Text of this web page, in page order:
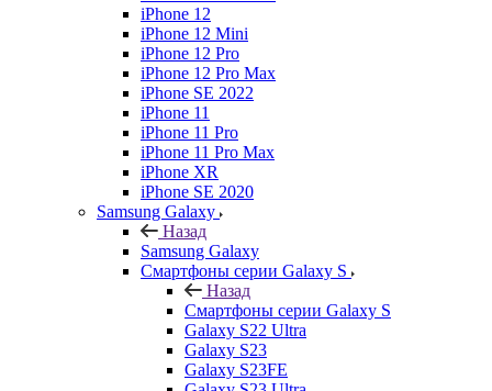
iPhone 12
iPhone 12 Mini
iPhone 12 Pro
iPhone 12 Pro Max
iPhone SE 2022
iPhone 11
iPhone 11 Pro
iPhone 11 Pro Max
iPhone XR
iPhone SE 2020
Samsung Galaxy
Назад
Samsung Galaxy
Смартфоны серии Galaxy S
Назад
Смартфоны серии Galaxy S
Galaxy S22 Ultra
Galaxy S23
Galaxy S23FE